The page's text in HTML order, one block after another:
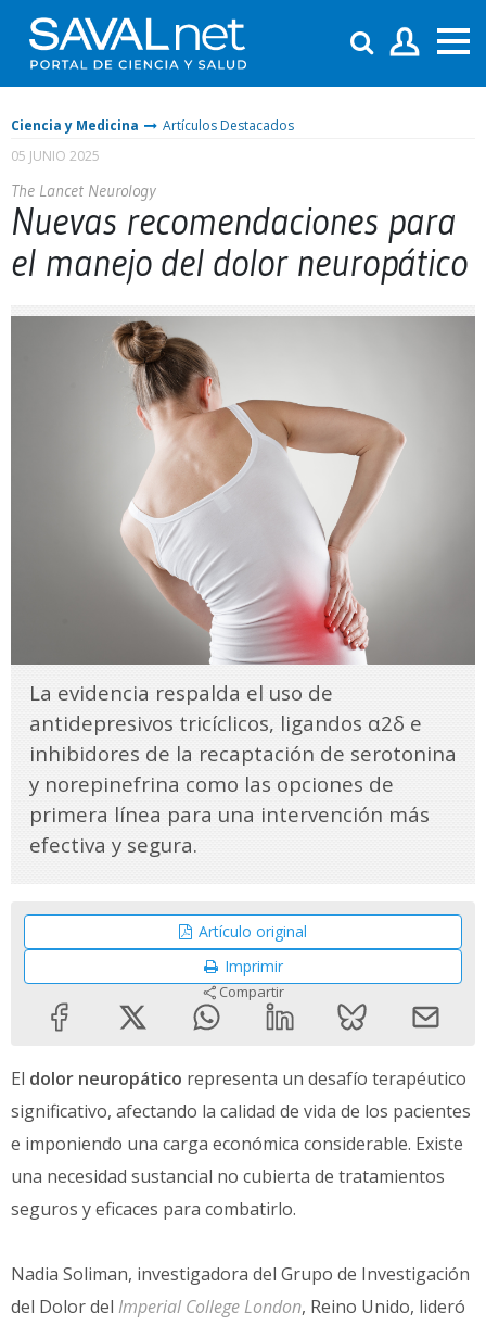
Ciencia y Medicina
Artículos Destacados
05 JUNIO 2025
The Lancet Neurology
Nuevas recomendaciones para
el manejo del dolor neuropático
La evidencia respalda el uso de
antidepresivos tricíclicos, ligandos α2δ e
inhibidores de la recaptación de serotonina
y norepinefrina como las opciones de
primera línea para una intervención más
efectiva y segura.
Artículo original
Imprimir
Compartir
El dolor neuropático representa un desafío terapéutico
significativo, afectando la calidad de vida de los pacientes
e imponiendo una carga económica considerable. Existe
una necesidad sustancial no cubierta de tratamientos
seguros y eficaces para combatirlo.
Nadia Soliman, investigadora del Grupo de Investigación
del Dolor del Imperial College London, Reino Unido, lideró